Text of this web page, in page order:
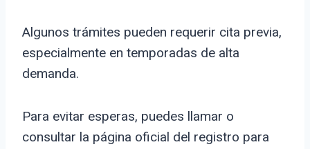
Algunos trámites pueden requerir cita previa,
especialmente en temporadas de alta
demanda.
Para evitar esperas, puedes llamar o
consultar la página oficial del registro para